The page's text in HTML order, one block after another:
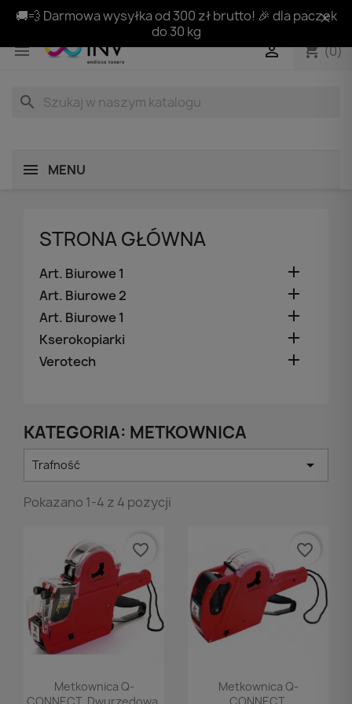
🚚💨 Darmowa wysyłka od 300 zł brutto! 🎉 dla paczek
do 30 kg
 shopping_cart(0)

search
MENU
STRONA GŁÓWNA
Art. Biurowe 1 
Art. Biurowe 2 
Art. Biurowe 1 
Kserokopiarki 
Verotech 
KATEGORIA: METKOWNICA
Trafność 
Pokazano 1-4 z 4 pozycji
Podgląd
Metkownica Q-
favorite_border
Podgląd
Metkownica Q-
favorite_border